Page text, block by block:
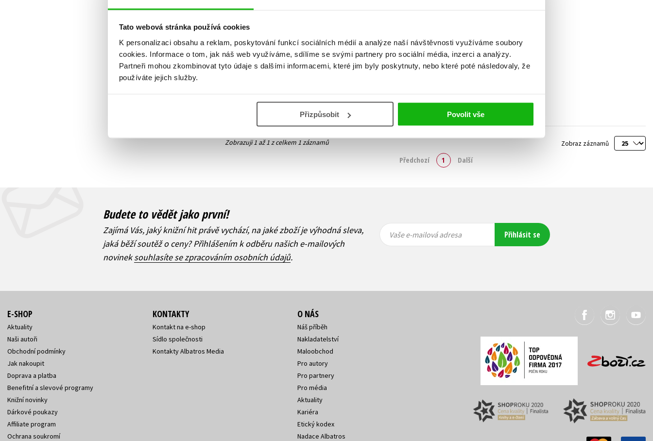
Tato webová stránka používá cookies
K personalizaci obsahu a reklam, poskytování funkcí sociálních médií a analýze naší návštěvnosti využíváme soubory
cookies. Informace o tom, jak náš web využíváme, sdílíme se svými partnery pro sociální média, inzerci a analýzy.
Partneři mohou zkombinovat tyto údaje s dalšími informacemi, které jim byly poskytnuty, nebo které poté následovaly, že
používáte jejich služby.
Přizpůsobit Povolit vše
Bouřná vrána
Kalyn Josephson
263 Kč329 Kč
Zobraz záznamů
Zobrazuji 1 až 1 z celkem 1 záznamů
Předchozí 1 Další
Budete to vědět jako první!
Zajímá Vás, jaký knižní hit právě vychází, na jaké zboží je výhodná sleva,
jaká běží soutěž o ceny? Přihlášením k odběru našich e-mailových
novineksouhlasíte se zpracováním osobních údajů.
Vaše e-
mailová
Vaše e-
mailová
Vaše e-mailová adresa Přihlásit se
E-SHOP
Aktuality
Naši autoři
Obchodní podmínky
Jak nakoupit
Doprava a platba
Benefitní a slevové programy
Knižní novinky
Dárkové poukazy
Affiliate program
Ochrana soukromí
KONTAKTY
Kontakt na e-shop
Sídlo společnosti
Kontakty Albatros Media
O NÁS
Náš příběh
Nakladatelství
Maloobchod
Pro autory
Pro partnery
Pro média
Aktuality
Kariéra
Etický kodex
Nadace Albatros